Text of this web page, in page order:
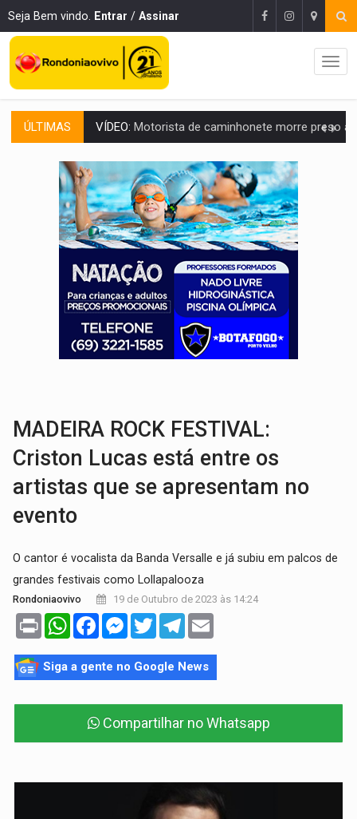
Seja Bem vindo. Entrar / Assinar
ÚLTIMAS LAZER:Seis lugares gratuitos para aproveitar o fim de semana
VÍDEO:FTICCO e Força Tática prendem membro do CV com arma e drogas
INCLUSÃO:Prefeitura fortalece parceria com a APAE para ampliar ações
DEFESA:Exército testa inovações no combate a drones durante
TEMAS SOCIOAMBIENTAIS:Em Itapuã do Oeste, CINEMAZÔNIA leva cinema
PREVISÃO:Interior de Rondônia terá sábado (8) de calor intenso
INFRAESTRUTURA:Após quase 30 anos de espera, asfalto chega ao
A ILHA:Coreografia de Rondônia estreia na programação do Festival de
MADEIRA ROCK FESTIVAL:
Criston Lucas está entre os
artistas que se apresentam no
evento
O cantor é vocalista da Banda Versalle e já subiu em palcos de
grandes festivais como Lollapalooza
Rondoniaovivo 19 de Outubro de 2023 às 14:24
Print WhatsAppFacebookMessenger
TwitterTelegram
Siga a gente no Google News
Compartilhar no Whatsapp